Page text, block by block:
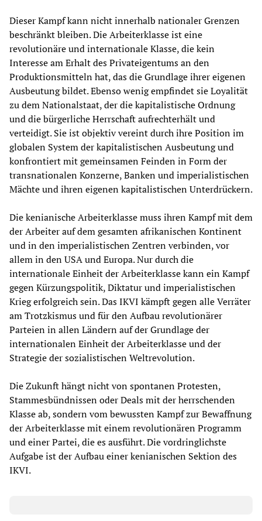
Dieser Kampf kann nicht innerhalb nationaler Grenzen
beschränkt bleiben. Die Arbeiterklasse ist eine
revolutionäre und internationale Klasse, die kein
Interesse am Erhalt des Privateigentums an den
Produktionsmitteln hat, das die Grundlage ihrer eigenen
Ausbeutung bildet. Ebenso wenig empfindet sie Loyalität
zu dem Nationalstaat, der die kapitalistische Ordnung
und die bürgerliche Herrschaft aufrechterhält und
verteidigt. Sie ist objektiv vereint durch ihre Position im
globalen System der kapitalistischen Ausbeutung und
konfrontiert mit gemeinsamen Feinden in Form der
transnationalen Konzerne, Banken und imperialistischen
Mächte und ihren eigenen kapitalistischen Unterdrückern.
Die kenianische Arbeiterklasse muss ihren Kampf mit dem
der Arbeiter auf dem gesamten afrikanischen Kontinent
und in den imperialistischen Zentren verbinden, vor
allem in den USA und Europa. Nur durch die
internationale Einheit der Arbeiterklasse kann ein Kampf
gegen Kürzungspolitik, Diktatur und imperialistischen
Krieg erfolgreich sein. Das IKVI kämpft gegen alle Verräter
am Trotzkismus und für den Aufbau revolutionärer
Parteien in allen Ländern auf der Grundlage der
internationalen Einheit der Arbeiterklasse und der
Strategie der sozialistischen Weltrevolution.
Die Zukunft hängt nicht von spontanen Protesten,
Stammesbündnissen oder Deals mit der herrschenden
Klasse ab, sondern vom bewussten Kampf zur Bewaffnung
der Arbeiterklasse mit einem revolutionären Programm
und einer Partei, die es ausführt. Die vordringlichste
Aufgabe ist der Aufbau einer kenianischen Sektion des
IKVI.